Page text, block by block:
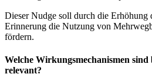
Dieser Nudge soll durch die
Erinnerung die Nutzung von
fördern.
Welche Wirkungsmechanismen sind
relevant?